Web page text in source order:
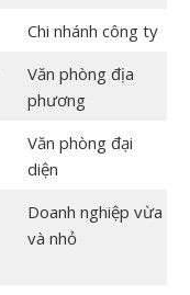
Chi nhánh công ty
Văn phòng địa
phương
Văn phòng đại
diện
Doanh nghiệp vừa
và nhỏ